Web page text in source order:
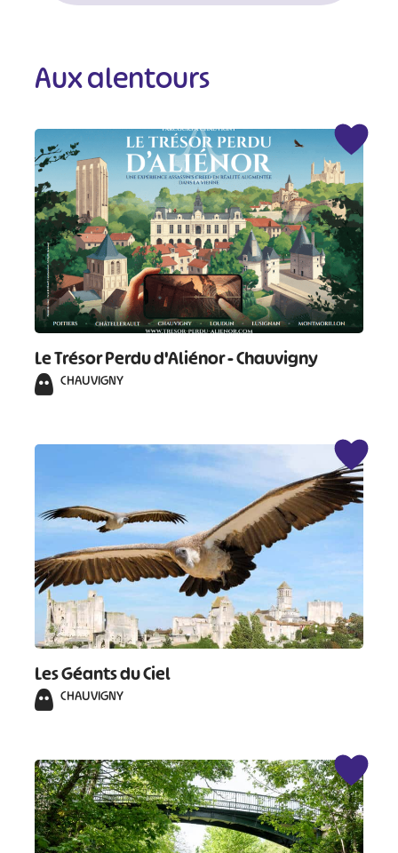
Aux alentours
Le Trésor Perdu d'Aliénor - Chauvigny
CHAUVIGNY
Les Géants du Ciel
CHAUVIGNY